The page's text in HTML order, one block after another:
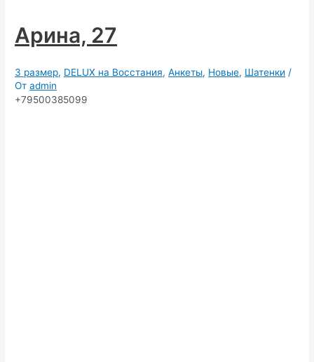
Арина, 27
3 размер, DELUX на Восстания,Анкеты, Новые, Шатенки /
Отadmin
+79500385099